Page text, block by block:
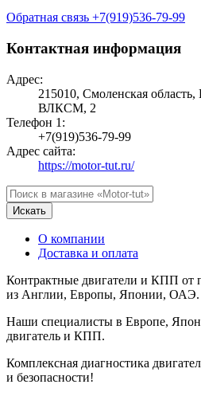
Обратная связь +7(919)536-79-99
Контактная информация
Адрес:
215010, Смоленская область,
ВЛКСМ, 2
Телефон 1:
+7(919)536-79-99
Адрес сайта:
https://motor-tut.ru/
Искать
О компании
Доставка и оплата
Контрактные двигатели и КПП от
из Англии, Европы, Японии, ОАЭ.
Наши специалисты в Европе,
двигатель и КПП.
Комплексная диагностика
и безопасности!